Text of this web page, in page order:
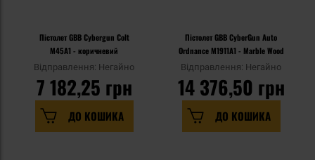
Пістолет GBB Cybergun Colt
M45A1 - коричневий
Відправлення: Негайно
7 182,25 грн
ДО КОШИКА
Пістолет GBB CyberGun Auto
Ordnance M1911A1 - Marble Wood
Відправлення: Негайно
14 376,50 грн
ДО КОШИКА